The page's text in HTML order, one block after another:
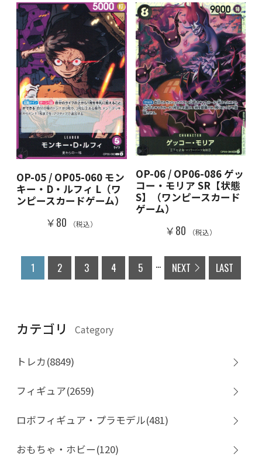
カテゴリ Category
トレカ(8849)
フィギュア(2659)
ロボフィギュア・プラモデル(481)
おもちゃ・ホビー(120)
OP-05 / OP05-060 モン
キー・D・ルフィ L（ワ
ンピースカードゲーム）
￥80 （税込）
OP-06 / OP06-086 ゲッ
コー・モリア SR【状態
S】（ワンピースカード
ゲーム）
￥80 （税込）
1 2 3 4 5 ... NEXT LAST